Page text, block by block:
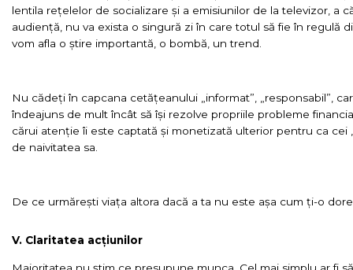
lentila rețelelor de socializare și a emisiunilor de la televizor, a
audiență, nu va exista o singură zi în care totul să fie în regulă
vom afla o știre importantă, o bombă, un trend.
Nu cădeți în capcana cetățeanului „informat”, „responsabil”,
îndeajuns de mult încât să își rezolve propriile probleme
cărui atenție îi este captată și monetizată ulterior pentru ca cei
de naivitatea sa.
De ce urmărești viața altora dacă a ta nu este așa cum ți-o
V. Claritatea acțiunilor
Majoritatea nu știm ce presupune munca. Cel mai simplu ar fi